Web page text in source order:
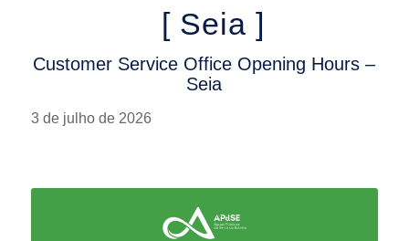
[ Seia ]
Customer Service Office Opening Hours –
Seia
3 de julho de 2026